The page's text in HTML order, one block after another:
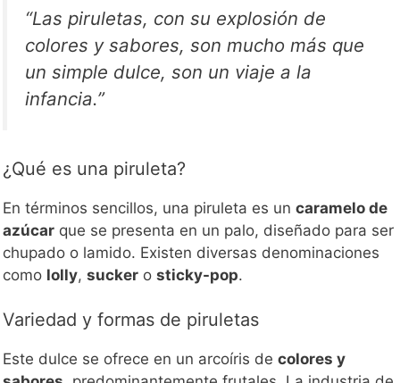
“Las piruletas, con su explosión de
colores y sabores, son mucho más que
un simple dulce, son un viaje a la
infancia.”
¿Qué es una piruleta?
En términos sencillos, una piruleta es un caramelo de
azúcar que se presenta en un palo, diseñado para ser
chupado o lamido. Existen diversas denominaciones
como lolly, sucker o sticky-pop.
Variedad y formas de piruletas
Este dulce se ofrece en un arcoíris de colores y